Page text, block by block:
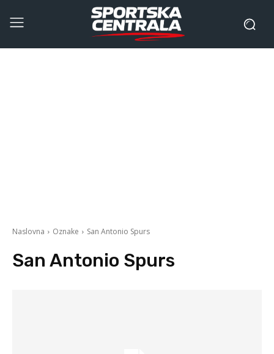
Naslovna Oznake San Antonio Spurs
San Antonio Spurs